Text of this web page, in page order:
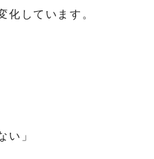
化しています。
い」